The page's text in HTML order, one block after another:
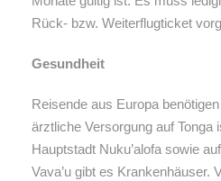
Rück- bzw. Weiterflugticket
Gesundheit
Reisende aus Europa
ärztliche Versorgung auf Tonga
Hauptstadt Nuku’alofa sowie
Vava’u gibt es Krankenhäuser.